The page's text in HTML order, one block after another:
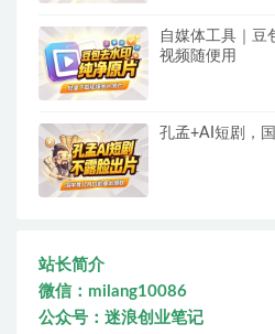
自媒体工具｜豆
视频随便用
孔孟+AI短剧，
站长简介
微信：milang10086
公众号：迷浪创业笔记